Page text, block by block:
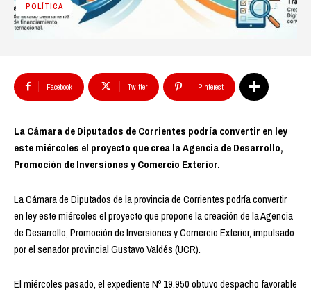
POLÍTICA
Facebook Twitter Pinterest
La Cámara de Diputados de Corrientes podría convertir en ley
este miércoles el proyecto que crea la Agencia de Desarrollo,
Promoción de Inversiones y Comercio Exterior.
La Cámara de Diputados de la provincia de Corrientes podría convertir
en ley este miércoles el proyecto que propone la creación de la Agencia
de Desarrollo, Promoción de Inversiones y Comercio Exterior, impulsado
por el senador provincial Gustavo Valdés (UCR).
El miércoles pasado, el expediente Nº 19.950 obtuvo despacho favorable